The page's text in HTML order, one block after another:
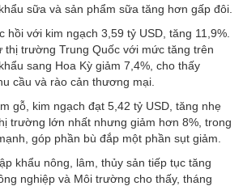
sữa và sản phẩm sữa tăng hơn gấp đôi.
hồi với kim ngạch 3,59 tỷ USD, tăng 11,9%.
trường Trung Quốc với mức tăng trên
sang Hoa Kỳ giảm 7,4%, cho thấy
cầu và rào cản thương mại.
gỗ, kim ngạch đạt 5,42 tỷ USD, tăng nhẹ
trường lớn nhất nhưng giảm hơn 8%, trong
góp phần bù đắp một phần sụt giảm.
khẩu nông, lâm, thủy sản tiếp tục tăng
nghiệp và Môi trường cho thấy, tháng